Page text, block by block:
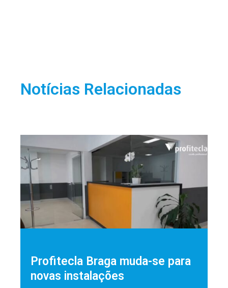
Notícias Relacionadas
Profitecla Braga muda-se para
novas instalações